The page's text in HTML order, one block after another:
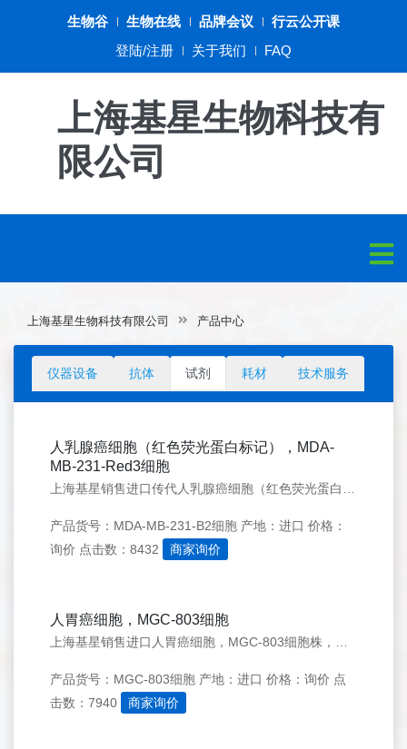
生物谷 生物在线 品牌会议
行云公开课
登陆/注册
关于我们 FAQ
上海基星生物科技有
限公司
上海基星生物科技有限公司 产品中心
仪器设备 抗体 试剂 耗材 技术服务
人乳腺癌细胞（红色荧光蛋白标记），MDA-
MB-231-Red3细胞
产品货号：MDA-MB-231-B2细胞 产地：进口 价格：
询价 点击数：8432 商家询价
人胃癌细胞，MGC-803细胞
产品货号：MGC-803细胞 产地：进口 价格：询价 点
击数：7940
商家询价